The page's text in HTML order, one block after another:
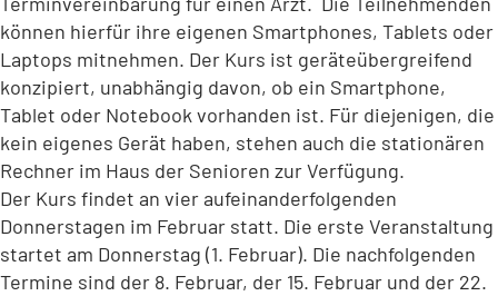
können hierfür ihre eigenen Smartphones, Tablets oder
Laptops mitnehmen. Der Kurs ist geräteübergreifend
konzipiert, unabhängig davon, ob ein Smartphone,
Tablet oder Notebook vorhanden ist. Für diejenigen, die
kein eigenes Gerät haben, stehen auch die stationären
Rechner im Haus der Senioren zur Verfügung.
Der Kurs findet an vier aufeinanderfolgenden
Donnerstagen im Februar statt. Die erste Veranstaltung
startet am Donnerstag (1. Februar). Die nachfolgenden
Termine sind der 8. Februar, der 15. Februar und der 22.